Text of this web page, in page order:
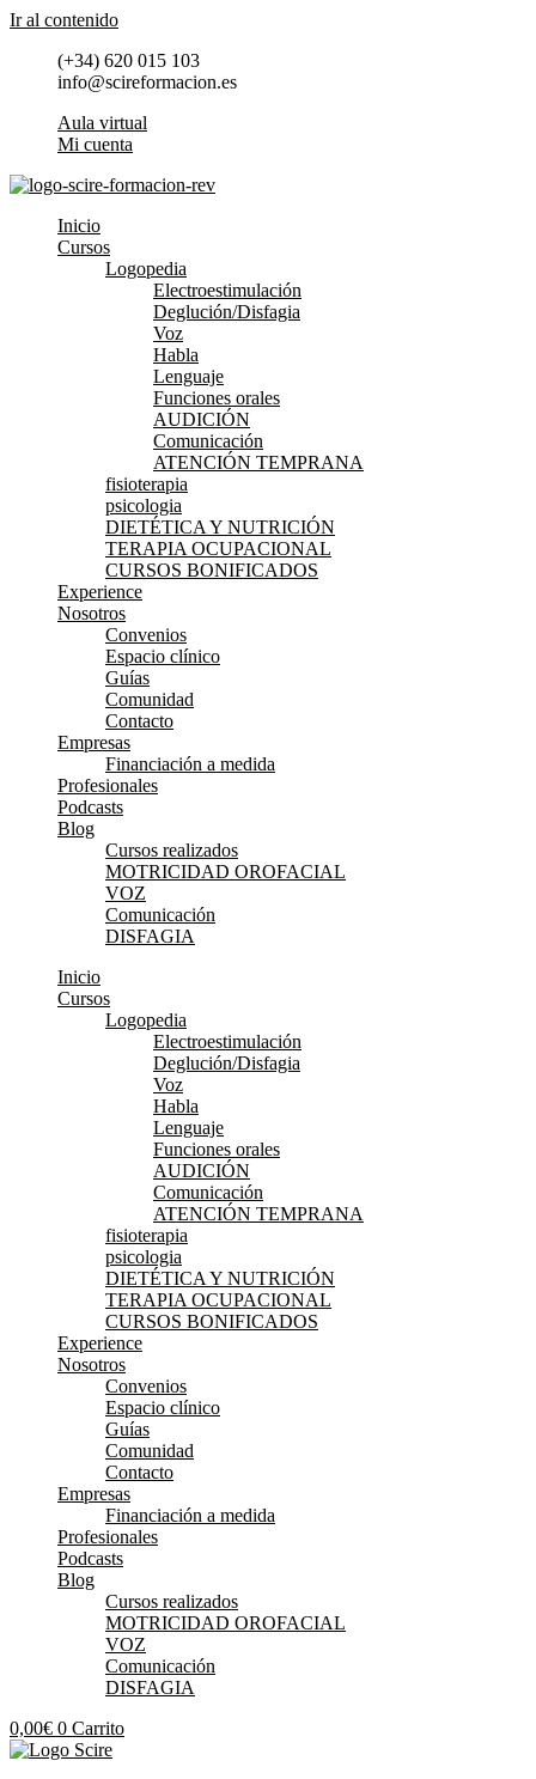
Ir al contenido
(+34) 620 015 103
info@scireformacion.es
Aula virtual
Mi cuenta
Inicio
Cursos
Logopedia
Electroestimulación
Deglución/Disfagia
Voz
Habla
Lenguaje
Funciones orales
AUDICIÓN
Comunicación
ATENCIÓN TEMPRANA
fisioterapia
psicologia
DIETÉTICA Y NUTRICIÓN
TERAPIA OCUPACIONAL
CURSOS BONIFICADOS
Experience
Nosotros
Convenios
Espacio clínico
Guías
Comunidad
Contacto
Empresas
Financiación a medida
Profesionales
Podcasts
Blog
Cursos realizados
MOTRICIDAD OROFACIAL
VOZ
Comunicación
DISFAGIA
Inicio
Cursos
Logopedia
Electroestimulación
Deglución/Disfagia
Voz
Habla
Lenguaje
Funciones orales
AUDICIÓN
Comunicación
ATENCIÓN TEMPRANA
fisioterapia
psicologia
DIETÉTICA Y NUTRICIÓN
TERAPIA OCUPACIONAL
CURSOS BONIFICADOS
Experience
Nosotros
Convenios
Espacio clínico
Guías
Comunidad
Contacto
Empresas
Financiación a medida
Profesionales
Podcasts
Blog
Cursos realizados
MOTRICIDAD OROFACIAL
VOZ
Comunicación
DISFAGIA
0,00€ 0 Carrito